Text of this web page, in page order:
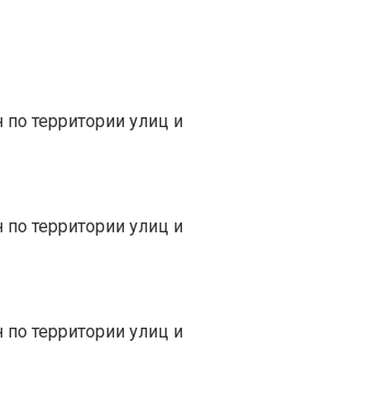
территории улиц и
территории улиц и
территории улиц и